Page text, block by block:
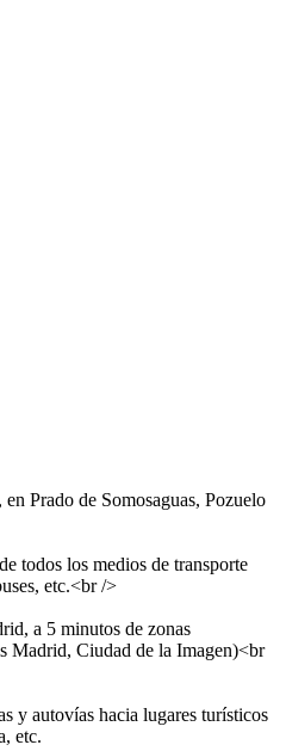
Prado de Somosaguas, Pozuelo
todos los medios de transporte
etc.<br />
a 5 minutos de zonas
Madrid, Ciudad de la Imagen)<br
y autovías hacia lugares turísticos
etc.